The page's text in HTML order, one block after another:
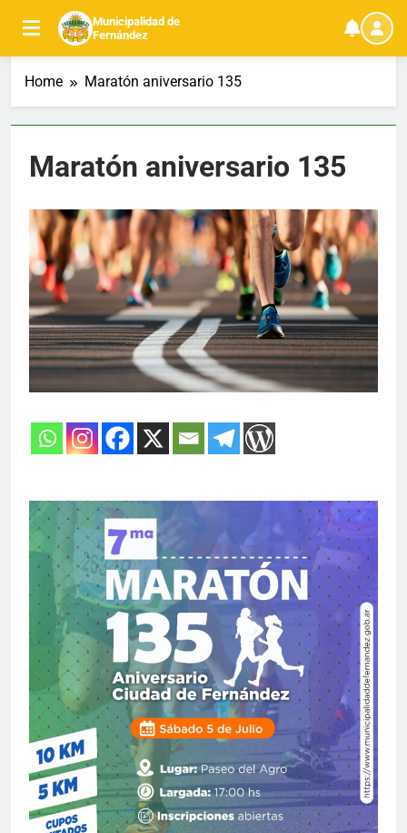
content
Municipalidad de
Fernández
Home Maratón aniversario 135
Maratón aniversario 135